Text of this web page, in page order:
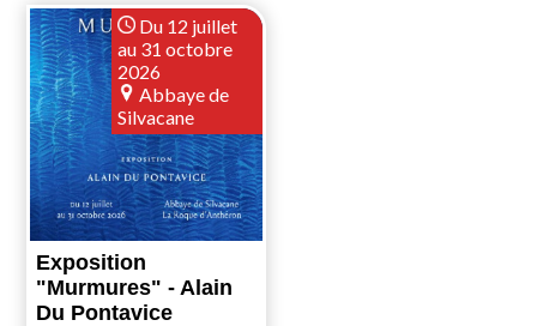
Du 12 juillet
au 31 octobre
2026
Abbaye de
Silvacane
Exposition
"Murmures" - Alain
Du Pontavice